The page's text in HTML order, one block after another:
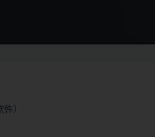
）